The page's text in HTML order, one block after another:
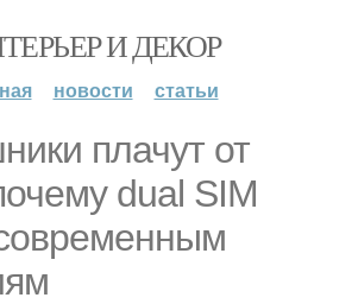
И ДЕКОР
новости статьи
плачут от
dual SIM